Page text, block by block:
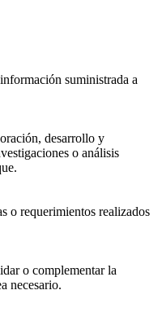
suministrada a
desarrollo y
o análisis
o requerimientos realizados
o complementar la
necesario.